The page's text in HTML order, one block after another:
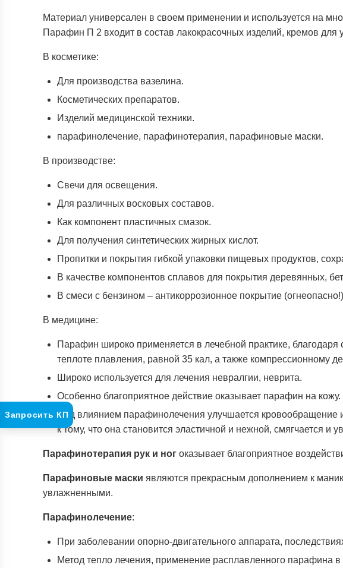
Материал универсален в своем применении и используется на
Парафин П 2 входит в состав лакокрасочных изделий, кремов для
В косметике:
Для производства вазелина.
Косметических препаратов.
Изделий медицинской техники.
парафинолечение, парафинотерапия, парафиновые маски.
В производстве:
Свечи для освещения.
Для различных восковых составов.
Как компонент пластичных смазок.
Для получения синтетических жирных кислот.
Пропитки и покрытия гибкой упаковки пищевых продуктов,
В качестве компонентов сплавов для покрытия деревянных,
В смеси с бензином – антикоррозионное покрытие
В медицине:
Парафин широко применяется в лечебной практике,
теплоте плавления, равной 35 кал, а также компрессионному
Широко используется для лечения невралгии, неврита.
Особенно благоприятное действие оказывает парафин на кожу.
Под влиянием парафинолечения улучшается
к тому, что она становится эластичной и нежной, смягчается и
Парафинотерапия рук и ног оказывает благоприятное
Парафиновые маски являются прекрасным дополнением к
увлажненными.
Парафинолечение:
При заболевании опорно-двигательного аппарата,
Метод тепло лечения, применение расплавленного парафина
Запросить КП